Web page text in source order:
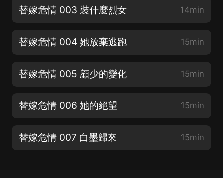
替嫁危情 003 裝什麼烈女 14min
替嫁危情 004 她放棄逃跑 15min
替嫁危情 005 顧少的變化 15min
替嫁危情 006 她的絕望 15min
替嫁危情 007 白墨歸來 15min